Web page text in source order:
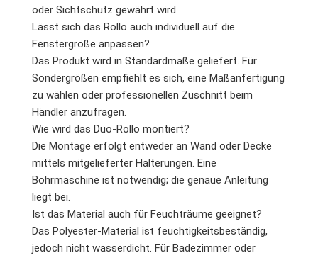
oder Sichtschutz gewährt wird.
Lässt sich das Rollo auch individuell auf die
Fenstergröße anpassen?
Das Produkt wird in Standardmaße geliefert. Für
Sondergrößen empfiehlt es sich, eine Maßanfertigung
zu wählen oder professionellen Zuschnitt beim
Händler anzufragen.
Wie wird das Duo-Rollo montiert?
Die Montage erfolgt entweder an Wand oder Decke
mittels mitgelieferter Halterungen. Eine
Bohrmaschine ist notwendig; die genaue Anleitung
liegt bei.
Ist das Material auch für Feuchträume geeignet?
Das Polyester-Material ist feuchtigkeitsbeständig,
jedoch nicht wasserdicht. Für Badezimmer oder